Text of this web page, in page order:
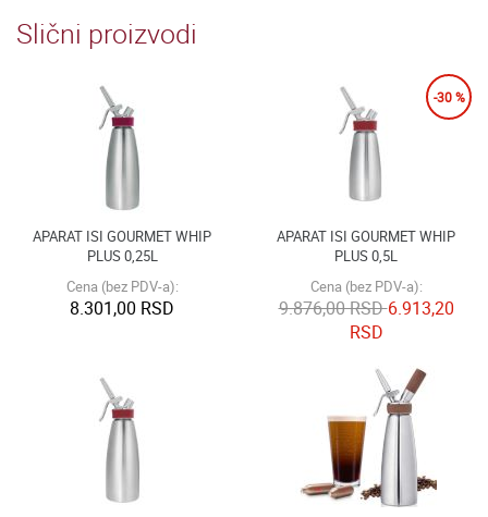
Slični proizvodi
APARAT ISI GOURMET WHIP
PLUS 0,25L
Cena (bez PDV-a):
8.301,00 RSD
-30 %
APARAT ISI GOURMET WHIP
PLUS 0,5L
Cena (bez PDV-a):
9.876,00 RSD6.913,20
RSD